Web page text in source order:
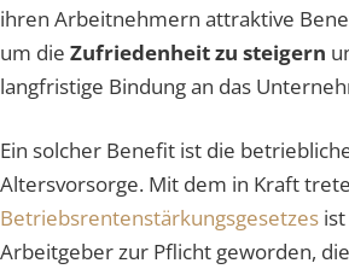
ihren Arbeitnehmern attraktive
um die Zufriedenheit zu steigern
langfristige Bindung an das
Ein solcher Benefit ist die
Altersvorsorge. Mit dem in Kraft
Betriebsrentenstärkungsgesetzes
Arbeitgeber zur Pflicht geworden,